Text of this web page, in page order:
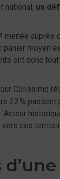
national, un
menée auprès
panier
ont donc
Colissimo
22 %
vers ces